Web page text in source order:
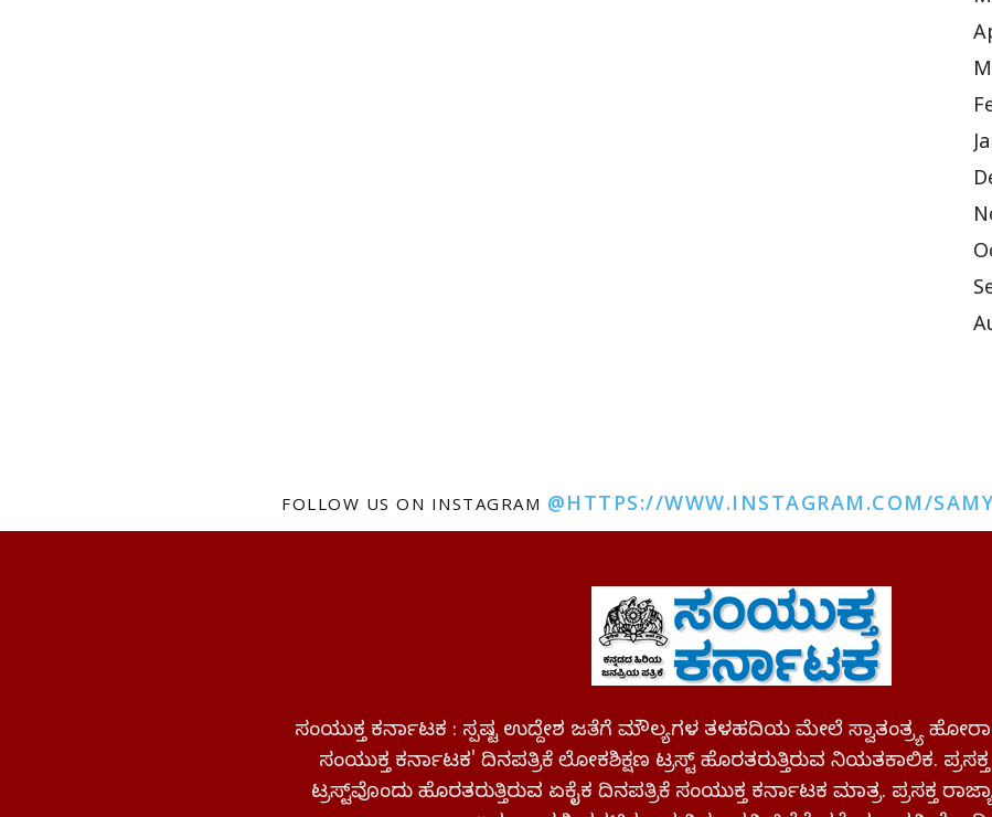
FOLLOW US ON INSTAGRAM @HTTPS://WWW.INSTAGRAM.COM/
ಸಂಯುಕ್ತ ಕರ್ನಾಟಕ : ಸ್ಪಷ್ಟ ಉದ್ದೇಶ ಜತೆಗೆ ಮೌಲ್ಯಗಳ ತಳಹದಿಯ ಮೇಲೆ ಸ್ವಾತಂತ್ರ್ಯ
ಸಂಯುಕ್ತ ಕರ್ನಾಟಕ' ದಿನಪತ್ರಿಕೆ ಲೋಕಶಿಕ್ಷಣ ಟ್ರಸ್ಟ್ ಹೊರತರುತ್ತಿರುವ ನಿಯತಕಾಲಿಕ.
ಟ್ರಸ್ಟ್‌ವೊಂದು ಹೊರತರುತ್ತಿರುವ ಏಕೈಕ ದಿನಪತ್ರಿಕೆ ಸಂಯುಕ್ತ ಕರ್ನಾಟಕ ಮಾತ್ರ. ಪ್ರಸಕ್ತ